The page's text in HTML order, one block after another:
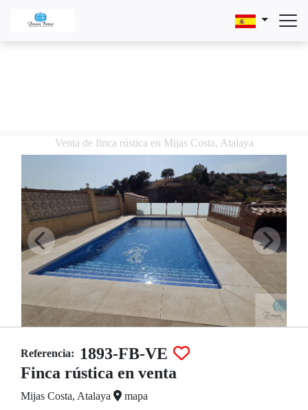
Venta de finca rústica en Mijas Costa, Atalaya
Referencia:
1893-FB-VE
Finca rústica en venta
Mijas Costa, Atalaya mapa